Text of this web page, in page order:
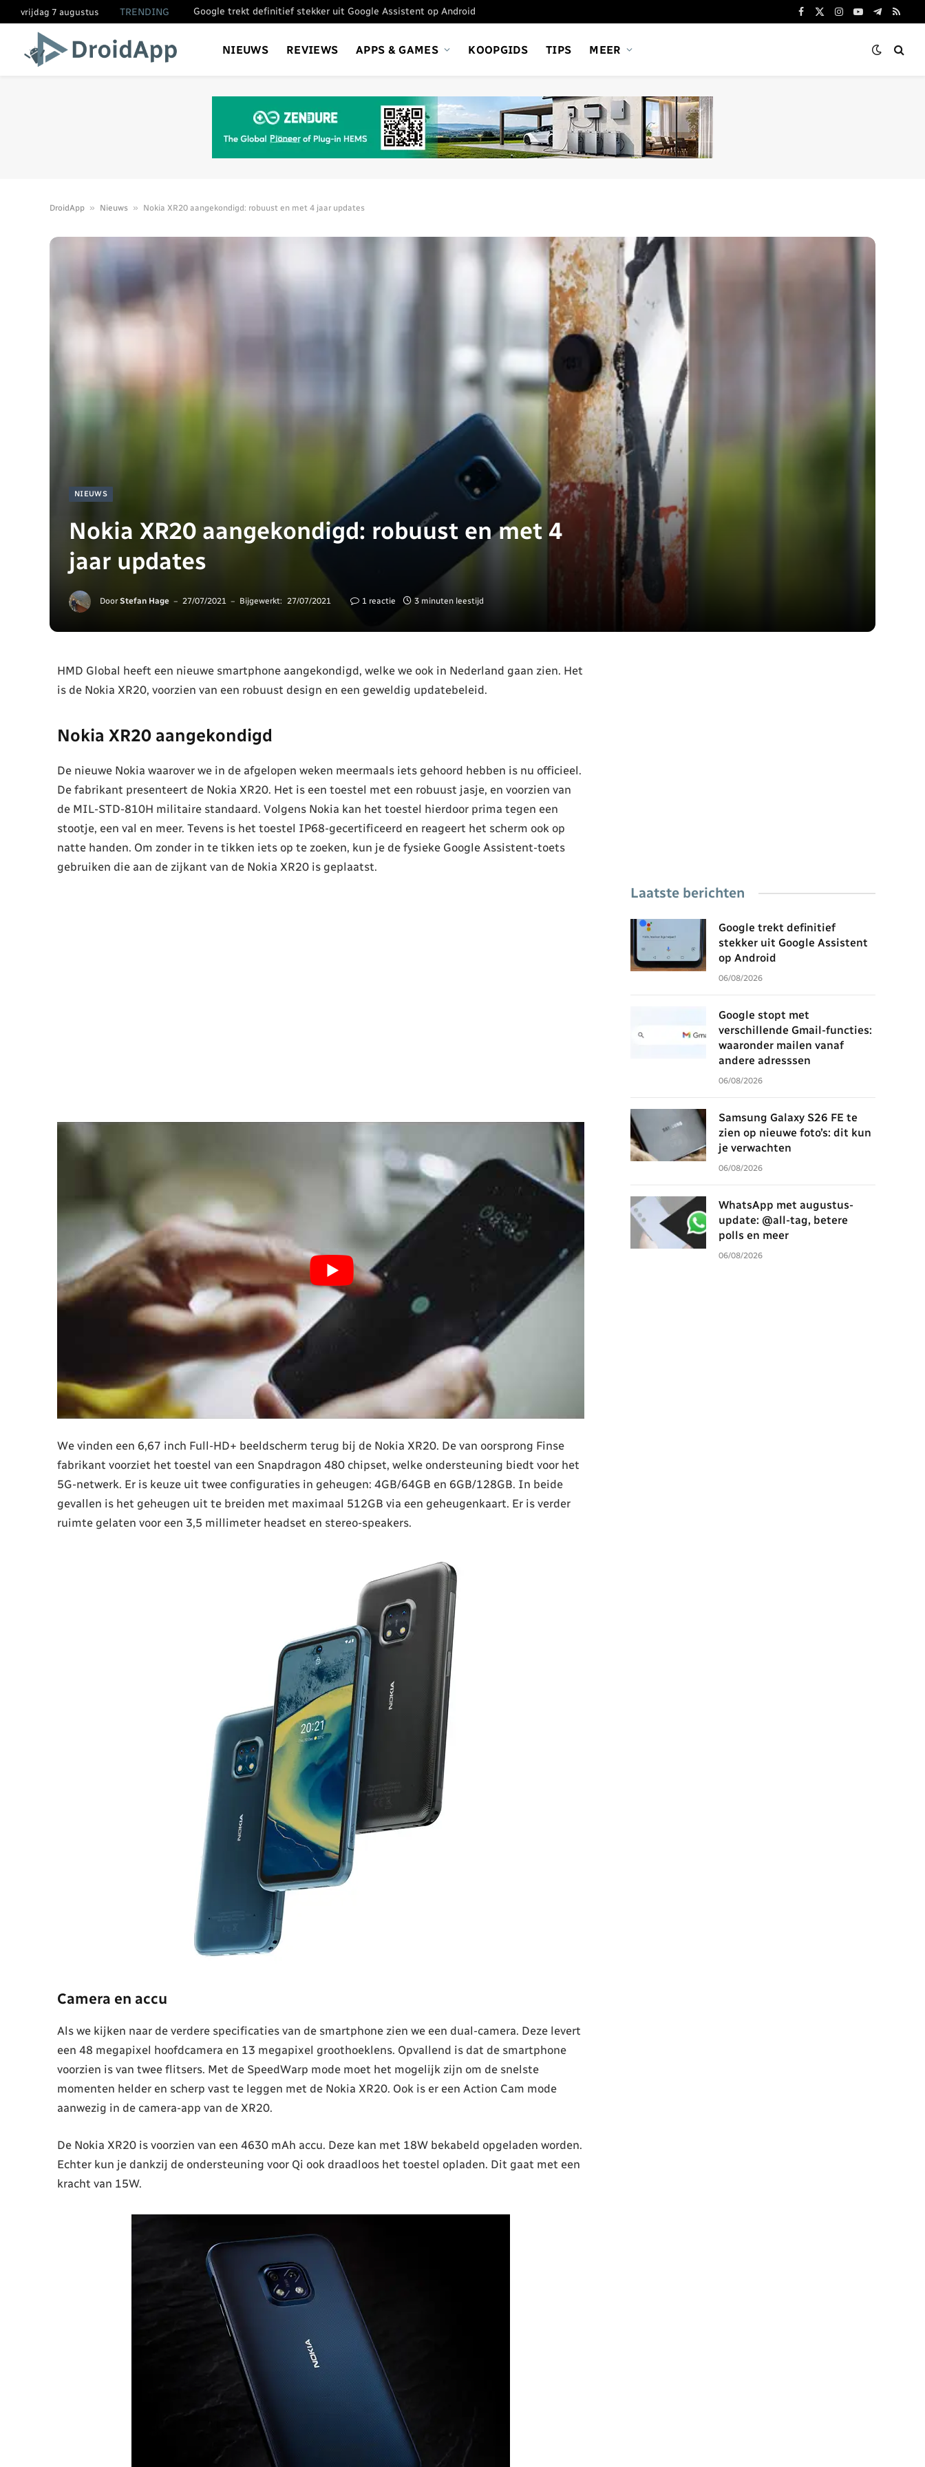
vrijdag 7 augustus TRENDING Google trekt definitief stekker uit Google Assistent op Android
Facebook
X
Instagram
YouTube
Telegram
RSS
NIEUWS REVIEWS APPS & GAMES KOOPGIDS TIPS MEER
DroidApp » Nieuws » Nokia XR20 aangekondigd: robuust en met 4 jaar updates
NIEUWS
Nokia XR20 aangekondigd: robuust en met 4
jaar updates
Door Stefan Hage 27/07/2021 Bijgewerkt: 27/07/2021 1 reactie 3 minuten leestijd
HMD Global heeft een nieuwe smartphone aangekondigd, welke we ook in Nederland gaan zien. Het
is de Nokia XR20, voorzien van een robuust design en een geweldig updatebeleid.
Nokia XR20 aangekondigd
De nieuwe Nokia waarover we in de afgelopen weken meermaals iets gehoord hebben is nu officieel.
De fabrikant presenteert de Nokia XR20. Het is een toestel met een robuust jasje, en voorzien van
de MIL-STD-810H militaire standaard. Volgens Nokia kan het toestel hierdoor prima tegen een
stootje, een val en meer. Tevens is het toestel IP68-gecertificeerd en reageert het scherm ook op
natte handen. Om zonder in te tikken iets op te zoeken, kun je de fysieke Google Assistent-toets
gebruiken die aan de zijkant van de Nokia XR20 is geplaatst.
We vinden een 6,67 inch Full-HD+ beeldscherm terug bij de Nokia XR20. De van oorsprong Finse
fabrikant voorziet het toestel van een Snapdragon 480 chipset, welke ondersteuning biedt voor het
5G-netwerk. Er is keuze uit twee configuraties in geheugen: 4GB/64GB en 6GB/128GB. In beide
gevallen is het geheugen uit te breiden met maximaal 512GB via een geheugenkaart. Er is verder
ruimte gelaten voor een 3,5 millimeter headset en stereo-speakers.
Camera en accu
Als we kijken naar de verdere specificaties van de smartphone zien we een dual-camera. Deze levert
een 48 megapixel hoofdcamera en 13 megapixel groothoeklens. Opvallend is dat de smartphone
voorzien is van twee flitsers. Met de SpeedWarp mode moet het mogelijk zijn om de snelste
momenten helder en scherp vast te leggen met de Nokia XR20. Ook is er een Action Cam mode
aanwezig in de camera-app van de XR20.
De Nokia XR20 is voorzien van een 4630 mAh accu. Deze kan met 18W bekabeld opgeladen worden.
Echter kun je dankzij de ondersteuning voor Qi ook draadloos het toestel opladen. Dit gaat met een
kracht van 15W.
Laatste berichten
Google trekt definitief
stekker uit Google Assistent
op Android
06/08/2026
Google stopt met
verschillende Gmail-functies:
waaronder mailen vanaf
andere adresssen
06/08/2026
Samsung Galaxy S26 FE te
zien op nieuwe foto’s: dit kun
je verwachten
06/08/2026
WhatsApp met augustus-
update: @all-tag, betere
polls en meer
06/08/2026